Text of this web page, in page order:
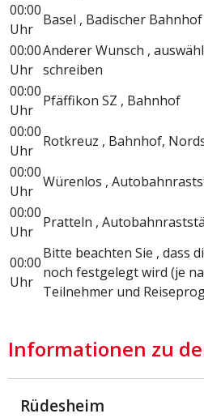
00:00
Uhr
Basel , Badischer Bahnhof
00:00
Uhr
Anderer Wunsch ,
schreiben
00:00
Uhr
Pfäffikon SZ , Bahnhof
00:00
Uhr
Rotkreuz , Bahnhof,
00:00
Uhr
Würenlos ,
00:00
Uhr
Pratteln ,
00:00
Uhr
Bitte beachten Sie , dass
noch festgelegt wird (je
Teilnehmer und
Informationen zu
Rüdesheim